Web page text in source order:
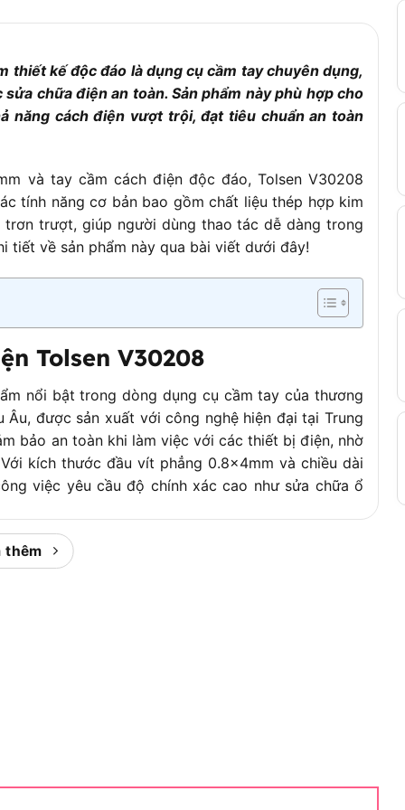
điện tử, thiết bị điện
chuẩn Châu Âu
kế độc đáo là dụng cụ cầm tay chuyên dụng,
chữa điện an toàn. Sản phẩm này phù hợp cho
năng cách điện vượt trội, đạt tiêu chuẩn an toàn
và tay cầm cách điện độc đáo, Tolsen V30208
tính năng cơ bản bao gồm chất liệu thép hợp kim
trượt, giúp người dùng thao tác dễ dàng trong
tiết về sản phẩm này qua bài viết dưới đây!
Tolsen V30208
nổi bật trong dòng dụng cụ cầm tay của thương
được sản xuất với công nghệ hiện đại tại Trung
bảo an toàn khi làm việc với các thiết bị điện, nhờ
kích thước đầu vít phẳng 0.8x4mm và chiều dài
việc yêu cầu độ chính xác cao như sửa chữa ổ
hiểu công dụng cụ thể mà Tolsen V30208 mang
Tolsen V30208 và xem những ai là người nên sở
thêm